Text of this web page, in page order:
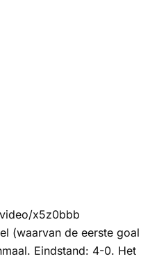
x5z0bbb
(waarvan de eerste goal
Eindstand: 4-0. Het